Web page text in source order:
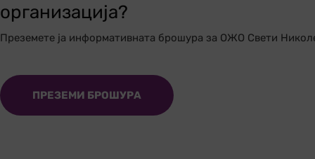
организација?
Преземете ја информативната брошура за ОЖО Свети
ПРЕЗЕМИ БРОШУРА